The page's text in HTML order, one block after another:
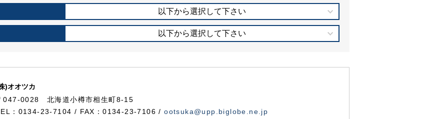
以下から選択して下さい
以下から選択して下さい
)オオツカ
047-0028 北海道小樽市相生町8-15
：0134-23-7104 / FAX：0134-23-7106 /ootsuka@upp.biglobe.ne.jp